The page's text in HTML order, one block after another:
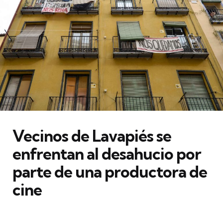
Vecinos de Lavapiés se
enfrentan al desahucio por
parte de una productora de
cine